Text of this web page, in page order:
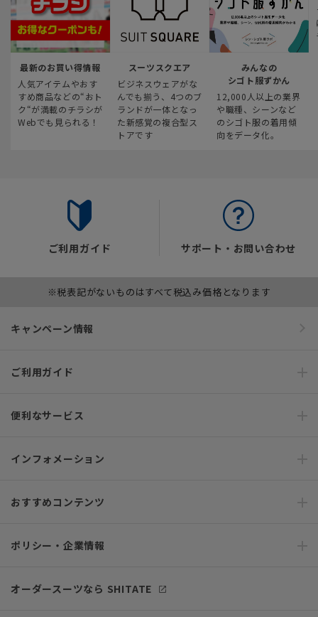
最新のお買い得情報
人気アイテムやおす
すめ商品などの“おト
ク“が満載のチラシが
Webでも見られる！
スーツスクエア
ビジネスウェアがな
んでも揃う、4つのブ
ランドが一体となっ
た新感覚の複合型ス
トアです
みんなの
シゴト服ずかん
12,000人以上の業界
や職種、シーンなど
のシゴト服の着用傾
向をデータ化。
ご利用ガイド サポート・お問い合わせ
※税表記がないものはすべて税込み価格となります
キャンペーン情報
ご利用ガイド
便利なサービス
インフォメーション
おすすめコンテンツ
ポリシー・企業情報
オーダースーツなら SHITATE